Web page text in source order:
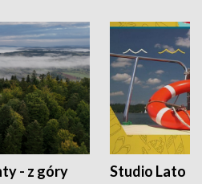
- z góry
Studio Lato